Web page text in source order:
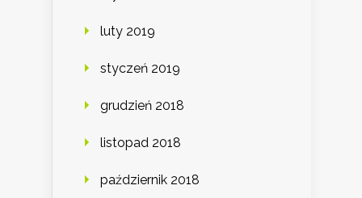
luty 2019
styczeń 2019
grudzień 2018
listopad 2018
październik 2018